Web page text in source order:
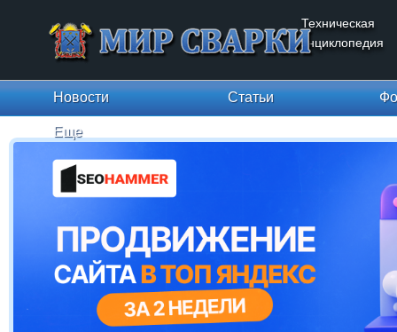
Техническая
энциклопедия
Новости Статьи
Еще